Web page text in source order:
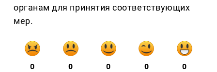
органам для принятия соответствующих
мер.
0 0 0 0 0